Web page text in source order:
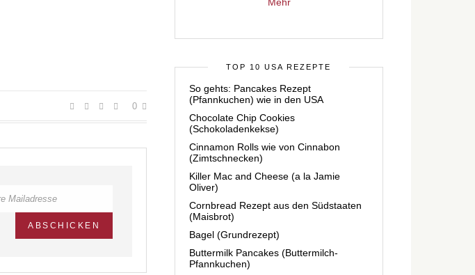
0
TOP 10 USA REZEPTE
So gehts: Pancakes Rezept
(Pfannkuchen) wie in den USA
Chocolate Chip Cookies
(Schokoladenkekse)
Cinnamon Rolls wie von Cinnabon
(Zimtschnecken)
Killer Mac and Cheese (a la Jamie
Oliver)
Cornbread Rezept aus den Südstaaten
(Maisbrot)
Bagel (Grundrezept)
Buttermilk Pancakes (Buttermilch-
Pfannkuchen)